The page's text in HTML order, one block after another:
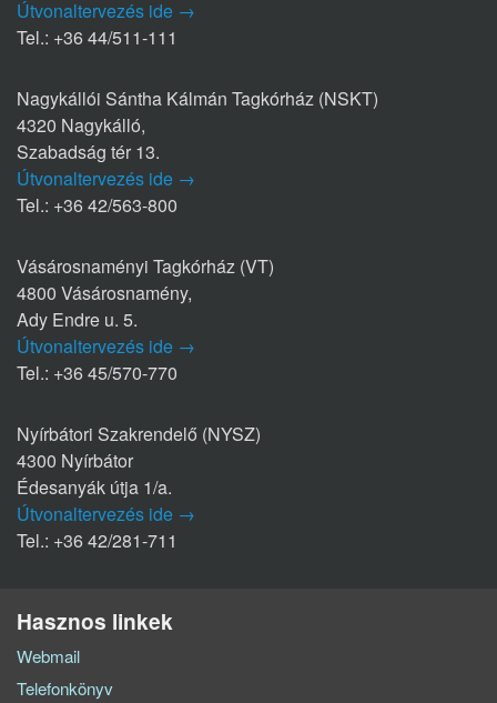
Útvonaltervezés ide →
Tel.: +36 44/511-111
Nagykállói Sántha Kálmán Tagkórház (NSKT)
4320 Nagykálló,
Szabadság tér 13.
Útvonaltervezés ide →
Tel.: +36 42/563-800
Vásárosnaményi Tagkórház (VT)
4800 Vásárosnamény,
Ady Endre u. 5.
Útvonaltervezés ide →
Tel.: +36 45/570-770
Nyírbátori Szakrendelő (NYSZ)
4300 Nyírbátor
Édesanyák útja 1/a.
Útvonaltervezés ide →
Tel.: +36 42/281-711
Hasznos linkek
Webmail
Telefonkönyv